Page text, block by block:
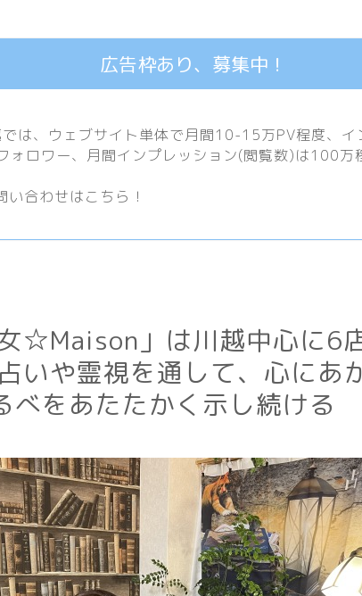
広告枠あり、募集中！
は、ウェブサイト単体で月間10-15万PV程度、 イ
ォロワー、月間インプレッション(閲覧数)は100万
い合わせはこちら！
女☆Maison」は川越中心に6
いや霊視を通して、心にあ
べをあたたかく示し続ける